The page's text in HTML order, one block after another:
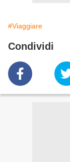
#Viaggiare
Condividi